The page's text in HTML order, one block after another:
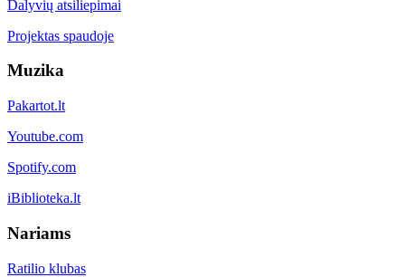
Dalyvių atsiliepimai
Projektas spaudoje
Muzika
Pakartot.lt
Youtube.com
Spotify.com
iBiblioteka.lt
Nariams
Ratilio klubas